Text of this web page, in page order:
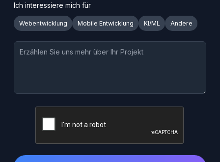
Ich interessiere mich für
Webentwicklung Mobile Entwicklung KI/ML Andere